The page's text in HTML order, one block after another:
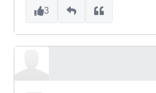
3